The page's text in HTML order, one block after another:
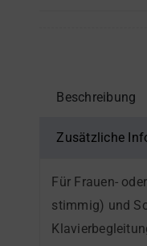
Beschreibung
Zusätzliche
Für Frauen-
stimmig) und